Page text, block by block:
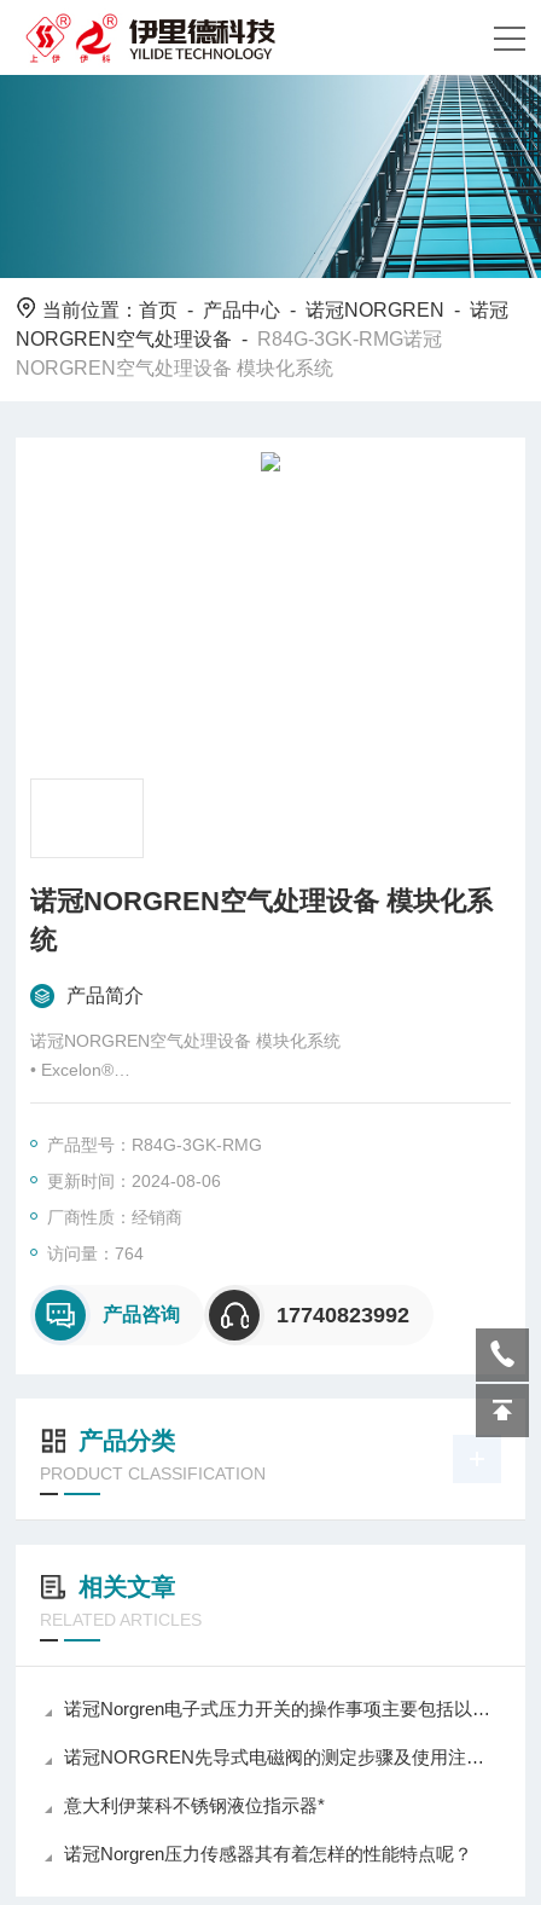
当前位置：首页 - 产品中心 -诺冠NORGREN -诺冠
NORGREN空气处理设备 -
R84G-3GK-RMG诺冠
NORGREN空气处理设备 模块化系统
诺冠NORGREN空气处理设备 模块化系
统
产品简介
诺冠NORGREN空气处理设备 模块化系统
• Excelon®
Plus的设计可进行管接式或
Plus产品
• 推动即可锁定内置防篡改功能的调节旋钮
• 标配易于读取的齐平安装式集成压力表
产品型号：R84G-3GK-RMG
更新时间：2024-08-06
厂商性质：经销商
访问量：764
产品咨询 17740823992
产品分类
PRODUCT CLASSIFICATION
相关文章
RELATED ARTICLES
诺冠Norgren电子式压力开关的操作事项主要包括以下几个方面
诺冠NORGREN先导式电磁阀的测定步骤及使用注意事项如下
意大利伊莱科不锈钢液位指示器*
诺冠Norgren压力传感器其有着怎样的性能特点呢？